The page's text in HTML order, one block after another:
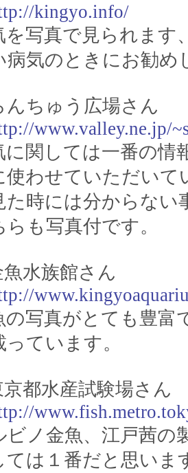
kingyo.info/
を写真で見られます
病気のときにお勧め
ちゅう広場さん
www.valley.ne.jp/
に関しては一番の情
使わせていただいて
た時には分からない
らも写真付です。
水族館さん
の写真がとても豊富
っています。
都水産試験場さん
ビノ金魚、江戸茜の
ては１番だと思いま